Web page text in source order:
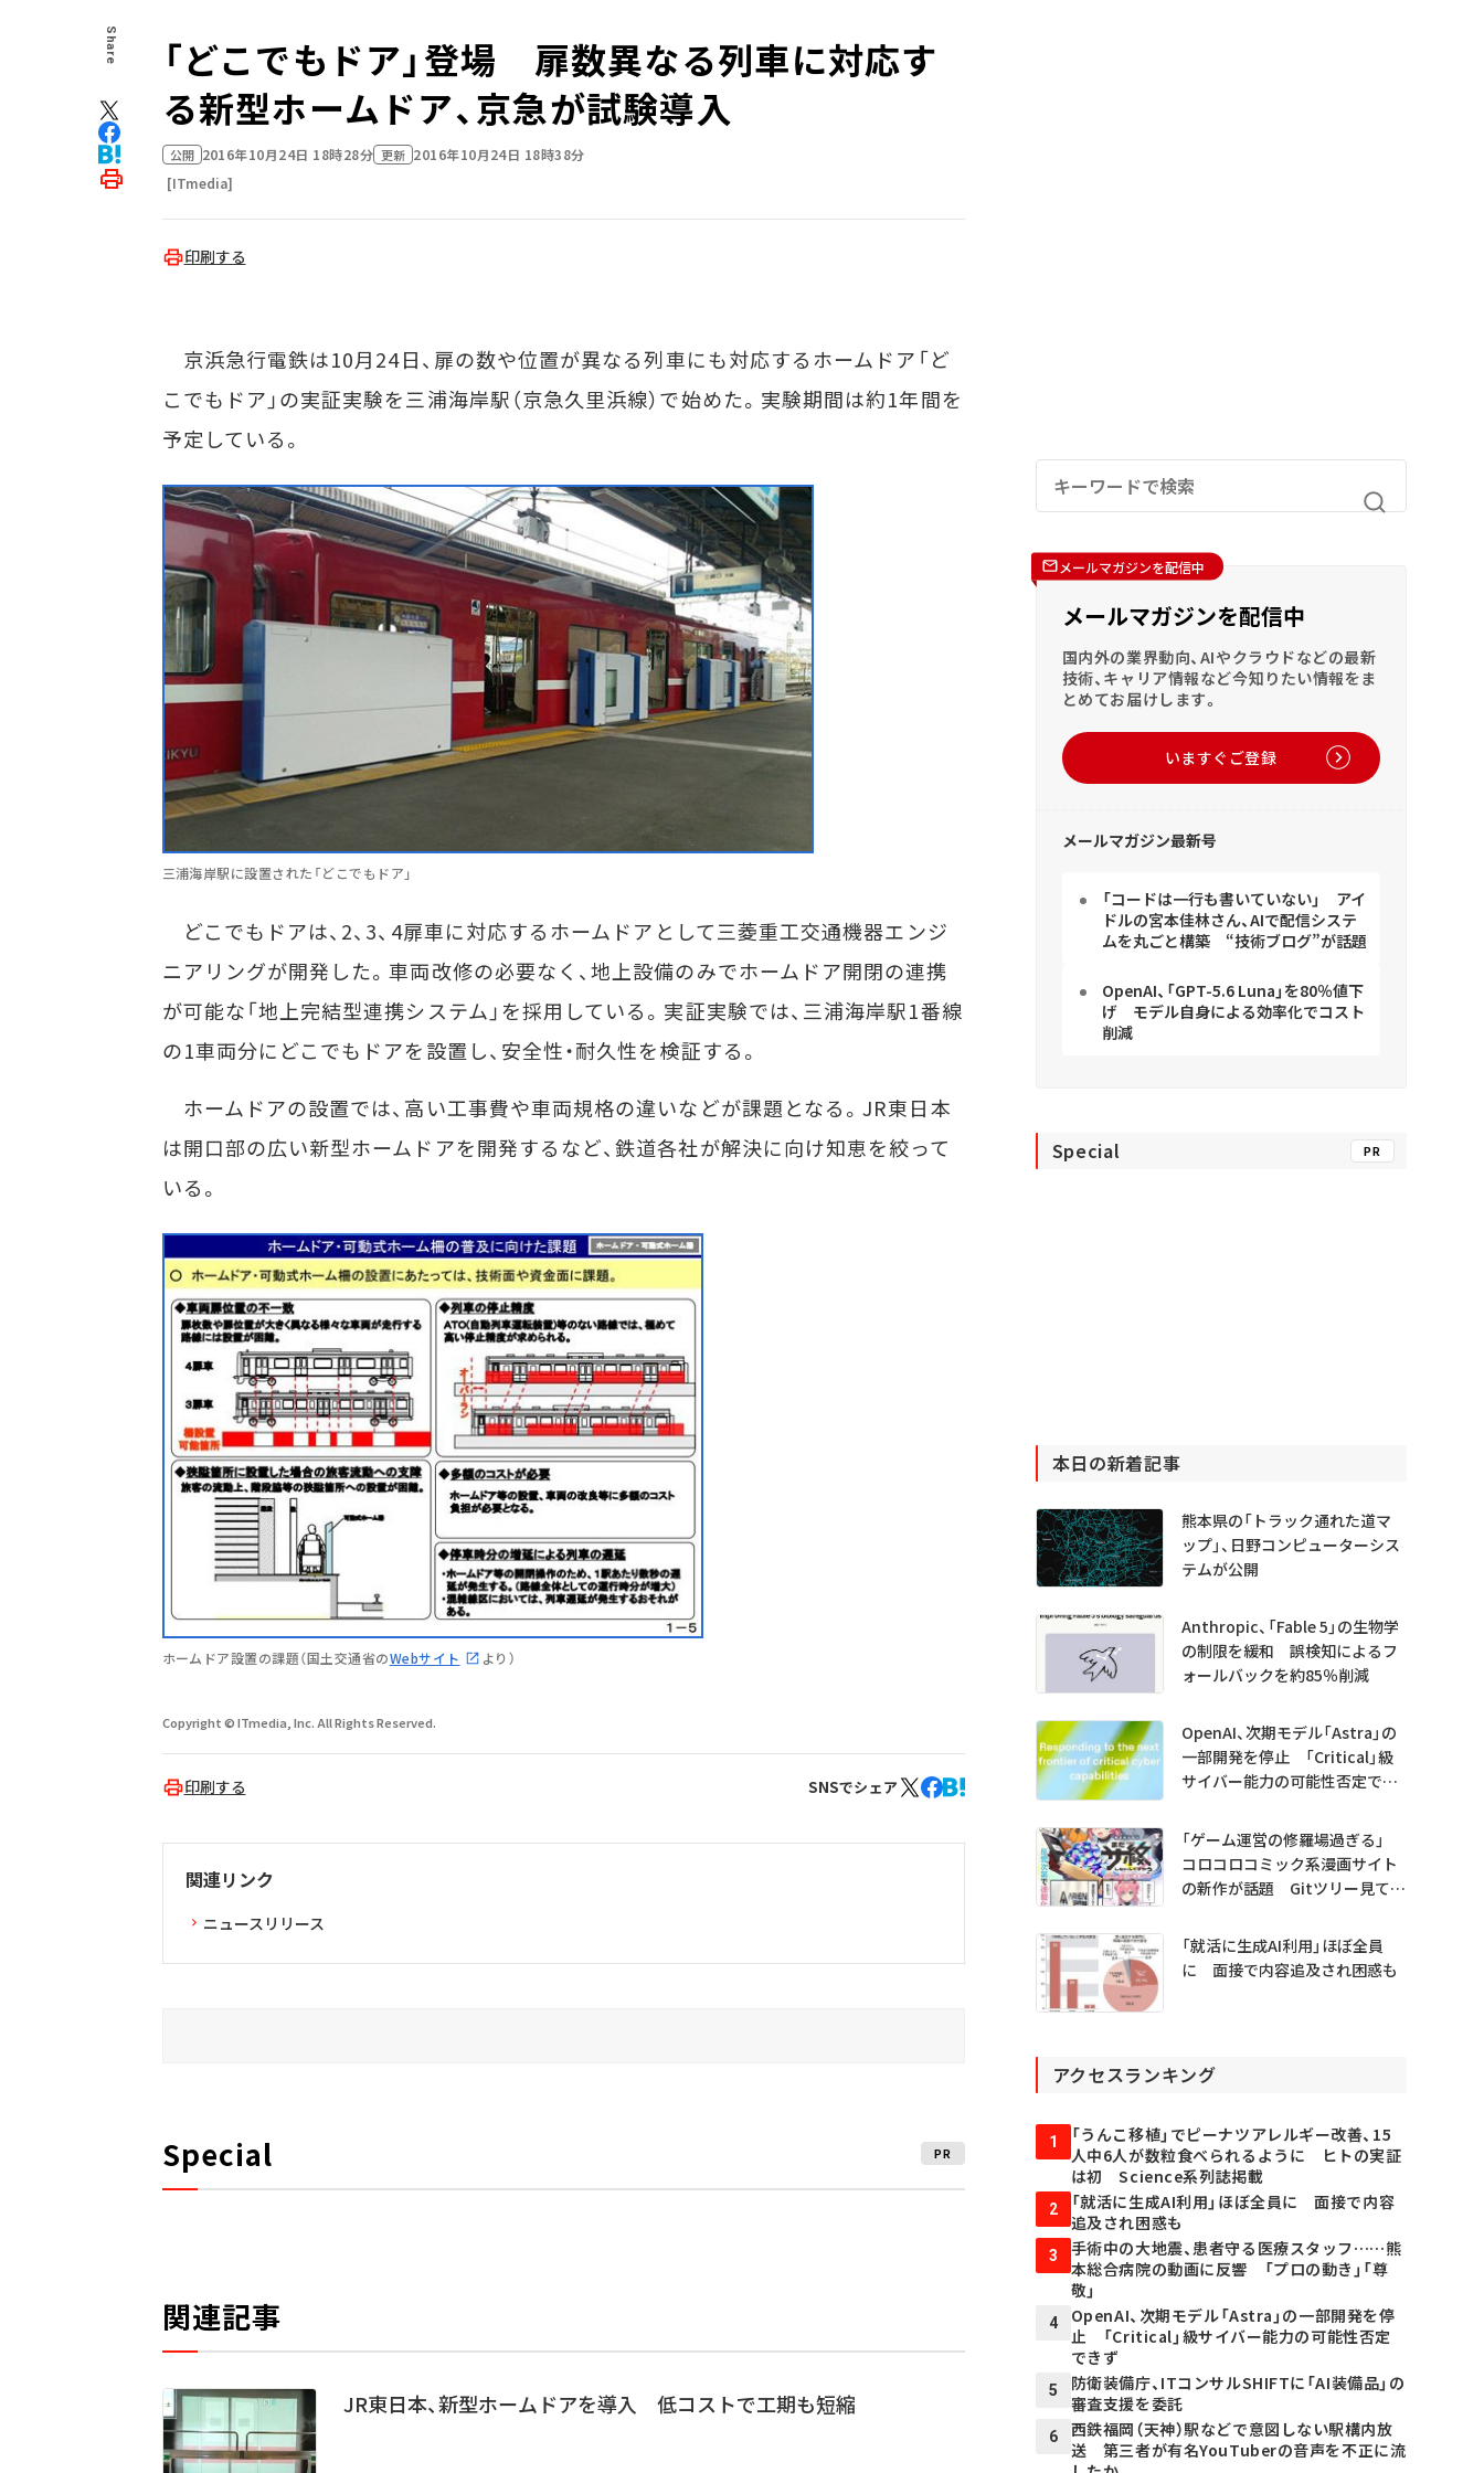
Share
「どこでもドア」登場 扉数異なる列車に対応す
る新型ホームドア、京急が試験導入
公開 2016年10月24日 18時28分 更新 2016年10月24日 18時38分
[ITmedia]
印刷する
京浜急行電鉄は10月24日、扉の数や位置が異なる列車にも対応するホームドア「ど
こでもドア」の実証実験を三浦海岸駅（京急久里浜線）で始めた。実験期間は約1年間を
予定している。
三浦海岸駅に設置された「どこでもドア」
どこでもドアは、2、3、4扉車に対応するホームドアとして三菱重工交通機器エンジ
ニアリングが開発した。車両改修の必要なく、地上設備のみでホームドア開閉の連携
が可能な「地上完結型連携システム」を採用している。実証実験では、三浦海岸駅1番線
の1車両分にどこでもドアを設置し、安全性・耐久性を検証する。
ホームドアの設置では、高い工事費や車両規格の違いなどが課題となる。JR東日本
は開口部の広い新型ホームドアを開発するなど、鉄道各社が解決に向け知恵を絞って
いる。
ホームドア設置の課題（国土交通省のWebサイト より）
Copyright © ITmedia, Inc. All Rights Reserved.
印刷する SNSでシェア
関連リンク
ニュースリリース
Special PR
関連記事
JR東日本、新型ホームドアを導入 低コストで工期も短縮
メールマガジンを配信中
メールマガジンを配信中
国内外の業界動向、AIやクラウドなどの最新
技術、キャリア情報など今知りたい情報をま
とめてお届けします。
いますぐご登録
メールマガジン最新号
「コードは一行も書いていない」 アイ
ドルの宮本佳林さん、AIで配信システ
ムを丸ごと構築 “技術ブログ”が話題
OpenAI、「GPT-5.6 Luna」を80％値下
げ モデル自身による効率化でコスト
削減
Special PR
本日の新着記事
熊本県の「トラック通れた道マ
ップ」、日野コンピューターシス
テムが公開
Anthropic、「Fable 5」の生物学
の制限を緩和 誤検知によるフ
ォールバックを約85％削減
OpenAI、次期モデル「Astra」の
一部開発を停止 「Critical」級
サイバー能力の可能性否定でき
「ゲーム運営の修羅場過ぎる」
コロコロコミック系漫画サイト
の新作が話題 Gitツリー見てガ
「就活に生成AI利用」ほぼ全員
に 面接で内容追及され困惑も
アクセスランキング
1
「うんこ移植」でピーナツアレルギー改善、15
人中6人が数粒食べられるように ヒトの実証
は初 Science系列誌掲載
2
「就活に生成AI利用」ほぼ全員に 面接で内容
追及され困惑も
3
手術中の大地震、患者守る医療スタッフ……熊
本総合病院の動画に反響 「プロの動き」「尊
敬」
4
OpenAI、次期モデル「Astra」の一部開発を停
止 「Critical」級サイバー能力の可能性否定
できず
5
防衛装備庁、ITコンサルSHIFTに「AI装備品」の
審査支援を委託
6
西鉄福岡（天神）駅などで意図しない駅構内放
送 第三者が有名YouTuberの音声を不正に流